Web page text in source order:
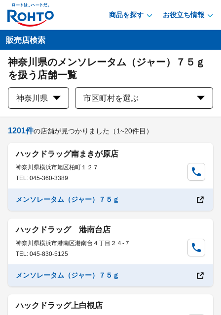
商品を探す お役立ち情報
販売店検索
神奈川県のメンソレータム（ジャー）７５ｇ
を扱う店舗一覧
神奈川県 市区町村を選ぶ
1201件の店舗が見つかりました （1~20件目）
ハックドラッグ南まきが原店
神奈川県横浜市旭区柏町１２７
TEL: 045-360-3389
メンソレータム（ジャー）７５ｇ
ハックドラッグ 港南台店
神奈川県横浜市港南区港南台４丁目２４-７
TEL: 045-830-5125
メンソレータム（ジャー）７５ｇ
ハックドラッグ上白根店